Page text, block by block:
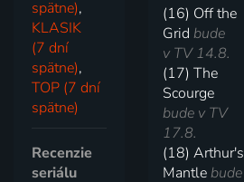
spätne),
KLASIK
(7 dní
spätne),
TOP (7 dní
spätne)
Recenzie
seriálu
(16) Off the
Gridbude
v TV 14.8.
(17) The
Scourge
bude v TV
17.8.
(18) Arthur's
Mantlebude